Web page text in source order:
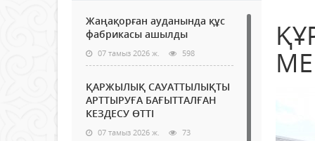
Жаңақорған ауданында құс
фабрикасы ашылды
07 тамыз 2026 ж. 598
ҚАРЖЫЛЫҚ САУАТТЫЛЫҚТЫ
АРТТЫРУҒА БАҒЫТТАЛҒАН
КЕЗДЕСУ ӨТТІ
07 тамыз 2026 ж. 73